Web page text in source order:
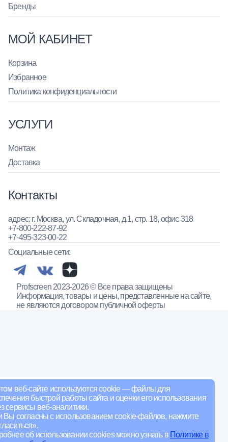
веб-сайте используются cookie — файлы для
быстрой работы сайта и оценки его использования
сервисы веб-аналитики.
Вы согласны с использованием cookie-файлов, нажмите
об использовании cookies можно узнать в Политике в
Бренды
МОЙ КАБИНЕТ
Корзина
Избранное
Политика конфиденциальности
УСЛУГИ
Монтаж
Доставка
Контакты
адрес: г. Москва, ул. Складочная, д.1, стр. 18, офис 318
+7-800-222-87-92
+7-495-323-00-22
Социальные сети:
Profscreen 2023-2026 © Все права защищены
Информация, товары и цены, представленные на сайте,
не являются договором публичной оферты